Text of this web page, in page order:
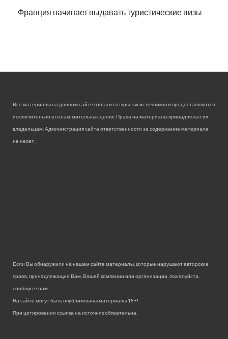
Франция начинает выдавать туристические визы
Все материалы на данном сайте взяты из открытых источников и предоставляются
исключительно в ознакомительных целях. Права на материалы принадлежат их
владельцам. Администрация сайта ответственности за содержание материала
не несет.
Если Вы обнаружили на нашем сайте материалы, которые нарушают авторские
права, принадлежащие Вам, Вашей компании или организации, пожалуйста,
сообщите нам.
На сайте могут быть опубликованы материалы 18+!
При цитировании ссылка на источник обязательна.